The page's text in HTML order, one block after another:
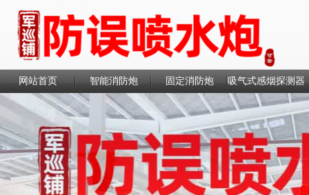
网站首页 智能消防炮 固定消防炮 吸气式感烟探测器
联系我们